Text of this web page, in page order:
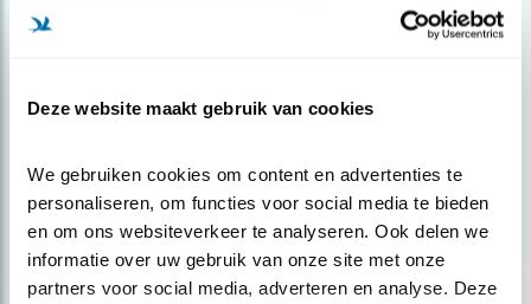
Deze website maakt gebruik van cookies
We gebruiken cookies om content en advertenties te
personaliseren, om functies voor social media te bieden
en om ons websiteverkeer te analyseren. Ook delen we
informatie over uw gebruik van onze site met onze
partners voor social media, adverteren en analyse. Deze
Meld je aan en ontvang nieuws, inspiratie, acties en tips
over vogels en activiteiten van Vogelbescherming.